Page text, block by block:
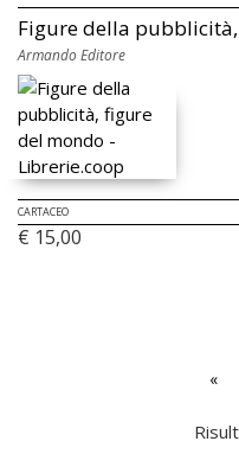
Figure della
Armando Editore
CARTACEO
€ 15,00
«